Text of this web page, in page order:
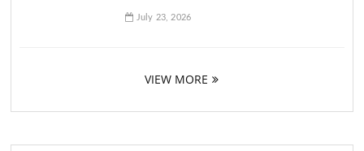
July 23, 2026
VIEW MORE